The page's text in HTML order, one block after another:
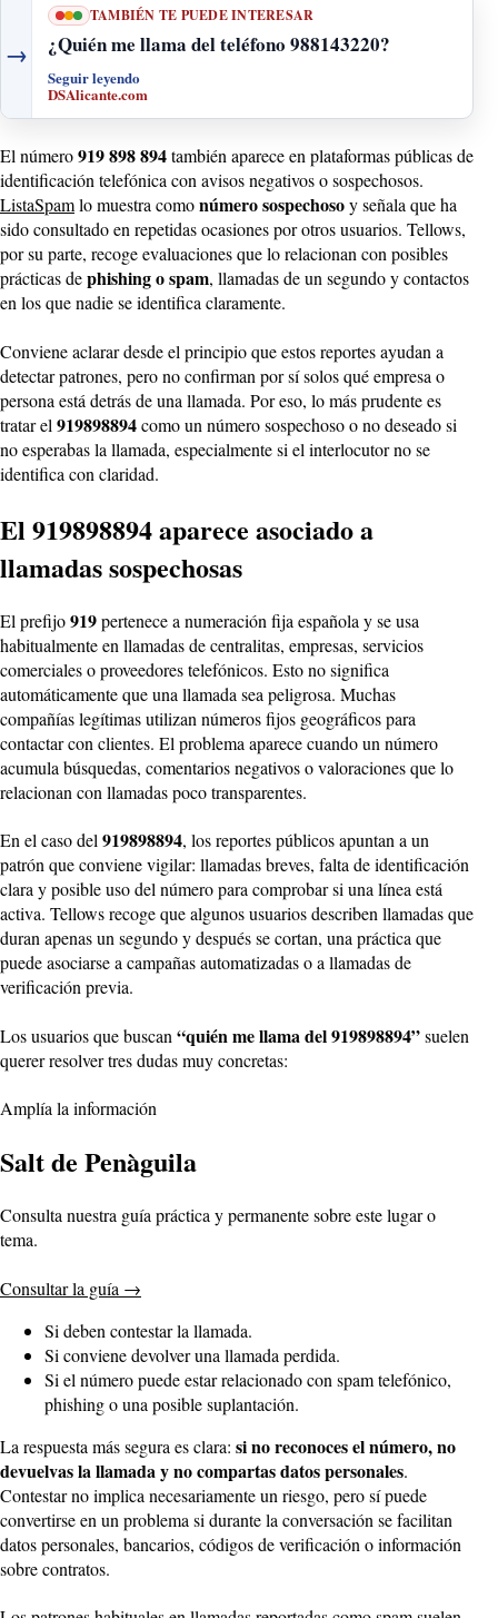
→
TAMBIÉN TE PUEDE INTERESAR
¿Quién me llama del teléfono 988143220?
Seguir leyendo
DSAlicante.com
El número919 898 894también aparece en plataformas públicas de
identificación telefónica con avisos negativos o sospechosos.
ListaSpamlo muestra comonúmero sospechosoy señala que ha
sido consultado en repetidas ocasiones por otros usuarios. Tellows,
por su parte, recoge evaluaciones que lo relacionan con posibles
prácticas dephishing o spam, llamadas de un segundo y contactos
en los que nadie se identifica claramente.
Conviene aclarar desde el principio que estos reportes ayudan a
detectar patrones, pero no confirman por sí solos qué empresa o
persona está detrás de una llamada. Por eso, lo más prudente es
tratar el 919898894como un número sospechoso o no deseado si
no esperabas la llamada, especialmente si el interlocutor no se
identifica con claridad.
El 919898894 aparece asociado a
llamadas sospechosas
El prefijo919pertenece a numeración fija española y se usa
habitualmente en llamadas de centralitas, empresas, servicios
comerciales o proveedores telefónicos. Esto no significa
automáticamente que una llamada sea peligrosa. Muchas
compañías legítimas utilizan números fijos geográficos para
contactar con clientes. El problema aparece cuando un número
acumula búsquedas, comentarios negativos o valoraciones que lo
relacionan con llamadas poco transparentes.
En el caso del 919898894, los reportes públicos apuntan a un
patrón que conviene vigilar: llamadas breves, falta de identificación
clara y posible uso del número para comprobar si una línea está
activa. Tellows recoge que algunos usuarios describen llamadas que
duran apenas un segundo y después se cortan, una práctica que
puede asociarse a campañas automatizadas o a llamadas de
verificación previa.
Los usuarios que buscan “quién me llama del 919898894”suelen
querer resolver tres dudas muy concretas:
Amplía la información
Salt de Penàguila
Consulta nuestra guía práctica y permanente sobre este lugar o
tema.
Consultar la guía →
Si deben contestar la llamada.
Si conviene devolver una llamada perdida.
Si el número puede estar relacionado con spam telefónico,
phishing o una posible suplantación.
La respuesta más segura es clara: si no reconoces el número, no
devuelvas la llamada y no compartas datos personales.
Contestar no implica necesariamente un riesgo, pero sí puede
convertirse en un problema si durante la conversación se facilitan
datos personales, bancarios, códigos de verificación o información
sobre contratos.